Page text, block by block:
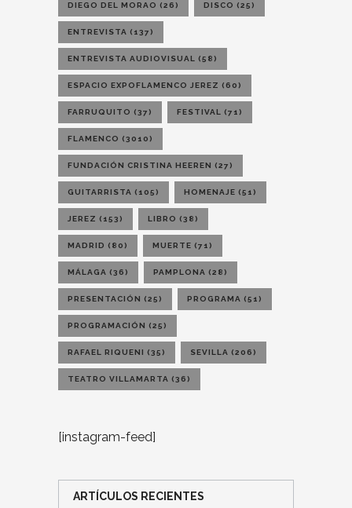
DIEGO DEL MORAO (26) DISCO (25)
ENTREVISTA (137)
ENTREVISTA AUDIOVISUAL (58)
ESPACIO EXPOFLAMENCO JEREZ (60)
FARRUQUITO (37) FESTIVAL (71)
FLAMENCO (3010)
FUNDACIÓN CRISTINA HEEREN (27)
GUITARRISTA (105) HOMENAJE (51)
JEREZ (153) LIBRO (38)
MADRID (80) MUERTE (71)
MÁLAGA (36) PAMPLONA (28)
PRESENTACIÓN (25) PROGRAMA (51)
PROGRAMACIÓN (25)
RAFAEL RIQUENI (35) SEVILLA (206)
TEATRO VILLAMARTA (36)
[instagram-feed]
ARTÍCULOS RECIENTES